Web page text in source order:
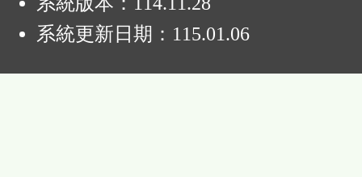
系統更新日期： 115.01.06